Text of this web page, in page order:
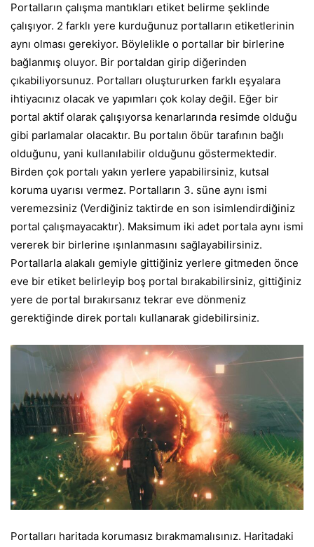
Portalların çalışma mantıkları etiket belirme şeklinde
çalışıyor. 2 farklı yere kurduğunuz portalların etiketlerinin
aynı olması gerekiyor. Böylelikle o portallar bir birlerine
bağlanmış oluyor. Bir portaldan girip diğerinden
çıkabiliyorsunuz. Portalları oluştururken farklı eşyalara
ihtiyacınız olacak ve yapımları çok kolay değil. Eğer bir
portal aktif olarak çalışıyorsa kenarlarında resimde olduğu
gibi parlamalar olacaktır. Bu portalın öbür tarafının bağlı
olduğunu, yani kullanılabilir olduğunu göstermektedir.
Birden çok portalı yakın yerlere yapabilirsiniz, kutsal
koruma uyarısı vermez. Portalların 3. süne aynı ismi
veremezsiniz (Verdiğiniz taktirde en son isimlendirdiğiniz
portal çalışmayacaktır). Maksimum iki adet portala aynı ismi
vererek bir birlerine ışınlanmasını sağlayabilirsiniz.
Portallarla alakalı gemiyle gittiğiniz yerlere gitmeden önce
eve bir etiket belirleyip boş portal bırakabilirsiniz, gittiğiniz
yere de portal bırakırsanız tekrar eve dönmeniz
gerektiğinde direk portalı kullanarak gidebilirsiniz.
Portalları haritada korumasız bırakmamalısınız. Haritadaki